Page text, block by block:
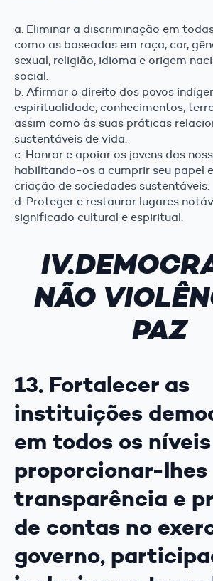
a. Eliminar a discriminação em
como as baseadas em raça, cor,
sexual, religião, idioma e origem
social.
b. Afirmar o direito dos povos
espiritualidade, conhecimentos,
assim como às suas práticas
sustentáveis de vida.
c. Honrar e apoiar os jovens das
habilitando-os a cumprir seu papel
criação de sociedades sustentáveis.
d. Proteger e restaurar lugares
significado cultural e espiritual.
NÃO
PAZ
13. Fortalecer as
instituições
em todos os
proporcionar-lhes
transparência e
de contas no
governo,